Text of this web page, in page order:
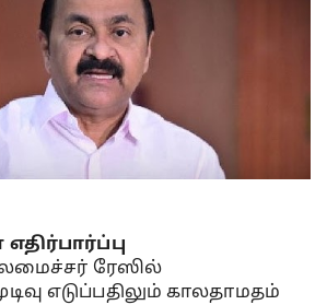
ரேஸில்
எடுப்பதிலும் காலதாமதம்